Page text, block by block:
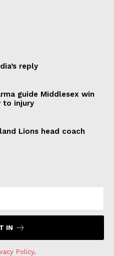
reply
guide Middlesex win
to injury
Lions head coach
IN
Policy.